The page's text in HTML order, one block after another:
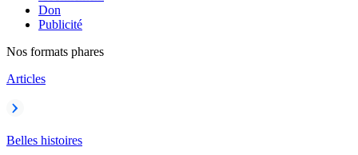
Don
Publicité
Nos formats phares
Articles
Belles histoires